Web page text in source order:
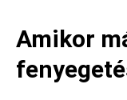
Amikor